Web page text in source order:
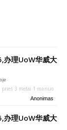
办理UoW华威大
prieš 3 metai 1 mėnuo
Anonimas
办理UoW华威大